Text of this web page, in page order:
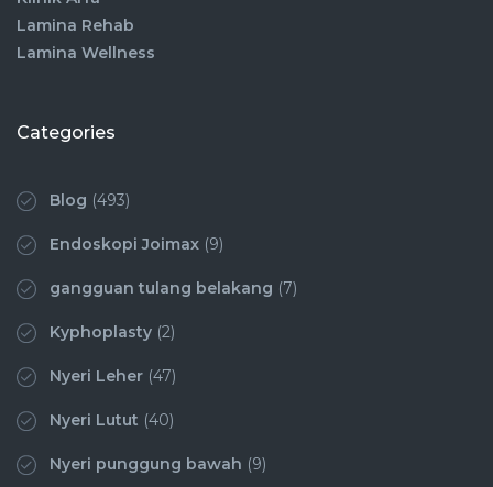
Lamina Rehab
Lamina Wellness
Categories
Blog (493)
Endoskopi Joimax (9)
gangguan tulang belakang (7)
Kyphoplasty (2)
Nyeri Leher (47)
Nyeri Lutut (40)
Nyeri punggung bawah (9)